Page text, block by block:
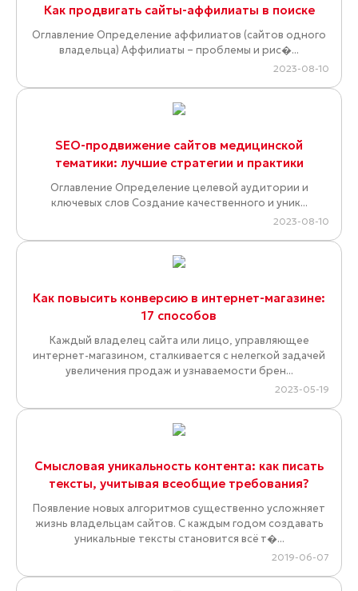
Как продвигать сайты-аффилиаты в поиске
Оглавление Определение аффилиатов (сайтов одного
владельца) Аффилиаты – проблемы и рис�...
2023-08-10
SEO-продвижение сайтов медицинской
тематики: лучшие стратегии и практики
Оглавление Определение целевой аудитории и
ключевых слов Создание качественного и уник...
2023-08-10
Как повысить конверсию в интернет-магазине:
17 способов
Каждый владелец сайта или лицо, управляющее
интернет-магазином, сталкивается с нелегкой задачей
увеличения продаж и узнаваемости брен...
2023-05-19
Смысловая уникальность контента: как писать
тексты, учитывая всеобщие требования?
Появление новых алгоритмов существенно усложняет
жизнь владельцам сайтов. С каждым годом создавать
уникальные тексты становится всё т�...
2019-06-07